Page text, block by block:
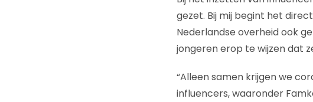
gezet. Bij mij begint het
Nederlandse overheid ook
jongeren erop te wijzen dat
“Alleen samen krijgen we
influencers, waaronder